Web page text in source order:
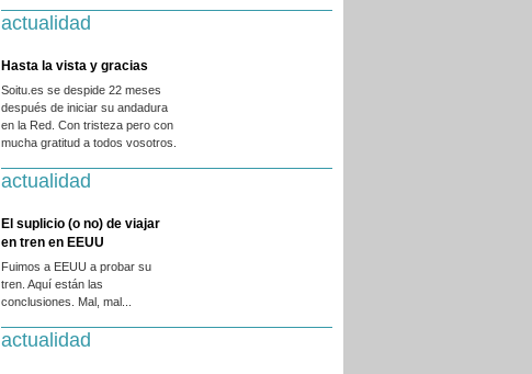
actualidad
Hasta la vista y gracias
Soitu.es se despide 22 meses
después de iniciar su andadura
en la Red. Con tristeza pero con
mucha gratitud a todos vosotros.
actualidad
El suplicio (o no) de viajar
en tren en EEUU
Fuimos a EEUU a probar su
tren. Aquí están las
conclusiones. Mal, mal...
actualidad